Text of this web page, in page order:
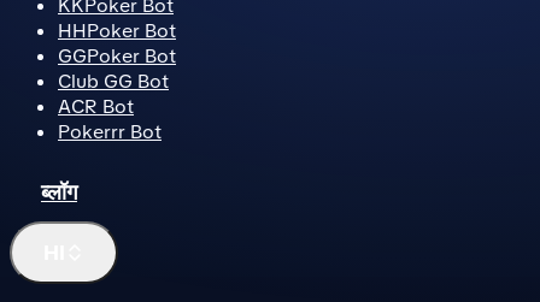
KKPoker Bot
HHPoker Bot
GGPoker Bot
Club GG Bot
ACR Bot
Pokerrr Bot
ब्लॉग